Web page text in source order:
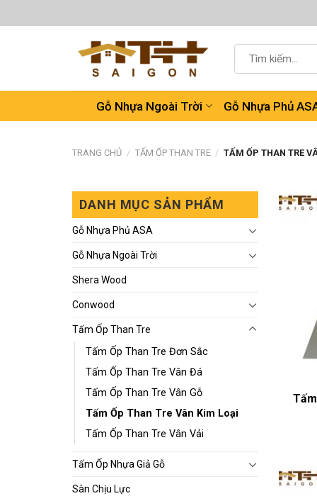
đến
kiếm:
Gỗ Nhựa Ngoài Trời Gỗ Nhựa Phủ
TRANG CHỦ / TẤM ỐP THAN TRE / TẤM ỐP THAN TRE
DANH MỤC SẢN PHẨM
Gỗ Nhựa Phủ ASA
Gỗ Nhựa Ngoài Trời
Shera Wood
Conwood
Tấm Ốp Than Tre
Tấm Ốp Than Tre Đơn Sắc
Tấm Ốp Than Tre Vân Đá
Tấm Ốp Than Tre Vân Gỗ
Tấm Ốp Than Tre Vân Kim Loại
Tấm Ốp Than Tre Vân Vải
Tấm Ốp Nhựa Giả Gỗ
Sàn Chịu Lực